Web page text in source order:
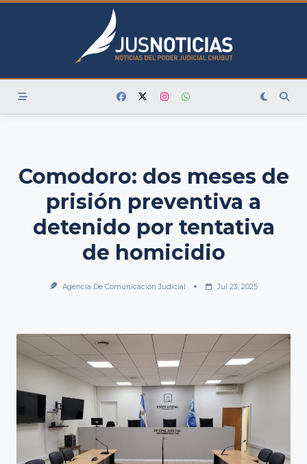
Skip
Comodoro: dos meses de
prisión preventiva a
detenido por tentativa
de homicidio
Agencia De Comunicación Judicial Jul 23, 2025